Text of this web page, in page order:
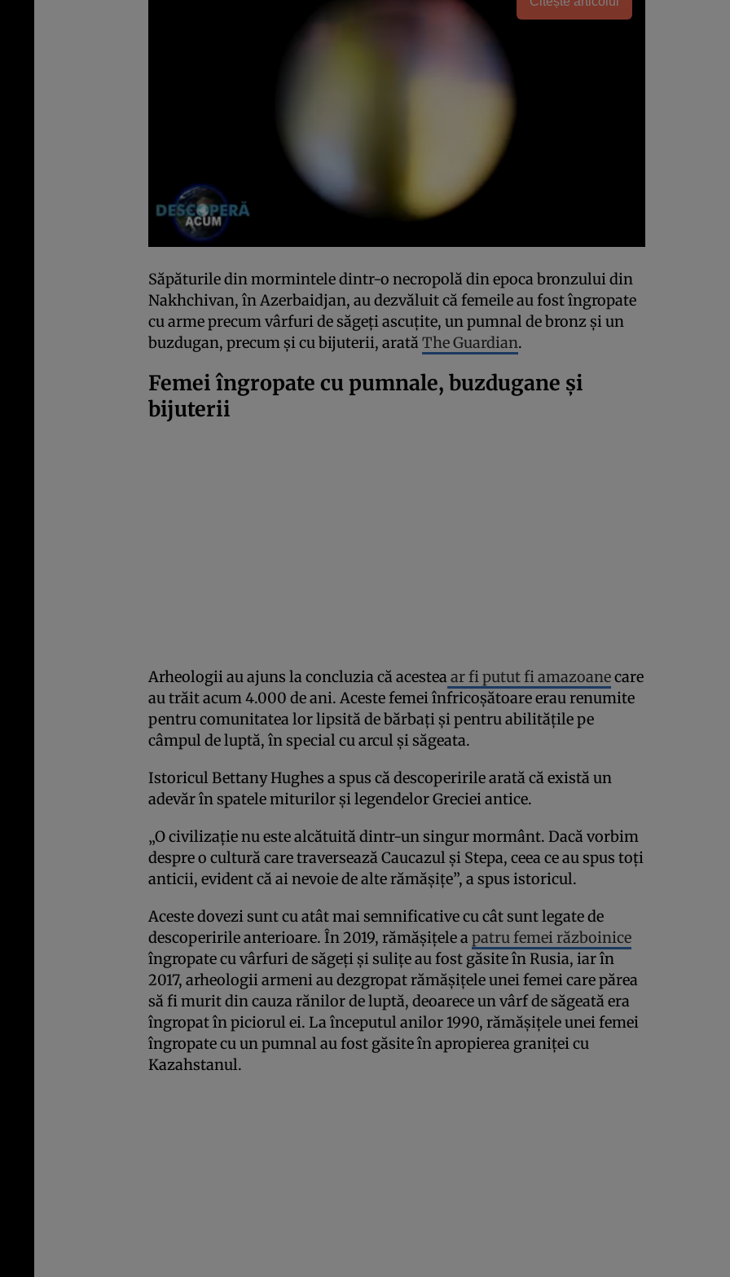
Săpăturile din mormintele dintr-o necropolă din epoca bronzului din
Nakhchivan, în Azerbaidjan, au dezvăluit că femeile au fost îngropate
cu arme precum vârfuri de săgeți ascuțite, un pumnal de bronz și un
buzdugan, precum și cu bijuterii, aratăThe Guardian.
Femei îngropate cu pumnale, buzdugane și
bijuterii
Arheologii au ajuns la concluzia că acesteaar fi putut fi amazoanecare
au trăit acum 4.000 de ani. Aceste femei înfricoșătoare erau renumite
pentru comunitatea lor lipsită de bărbați și pentru abilitățile pe
câmpul de luptă, în special cu arcul și săgeata.
Istoricul Bettany Hughes a spus că descoperirile arată că există un
adevăr în spatele miturilor și legendelor Greciei antice.
„O civilizație nu este alcătuită dintr-un singur mormânt. Dacă vorbim
despre o cultură care traversează Caucazul și Stepa, ceea ce au spus toți
anticii, evident că ai nevoie de alte rămășițe”, a spus istoricul.
Aceste dovezi sunt cu atât mai semnificative cu cât sunt legate de
descoperirile anterioare. În 2019, rămășițele apatru femei războinice
îngropate cu vârfuri de săgeți și sulițe au fost găsite în Rusia, iar în
2017, arheologii armeni au dezgropat rămășițele unei femei care părea
să fi murit din cauza rănilor de luptă, deoarece un vârf de săgeată era
îngropat în piciorul ei. La începutul anilor 1990, rămășițele unei femei
îngropate cu un pumnal au fost găsite în apropierea graniței cu
Kazahstanul.